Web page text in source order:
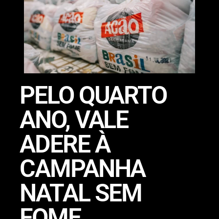
PELO QUARTO
ANO, VALE
ADERE À
CAMPANHA
NATAL SEM